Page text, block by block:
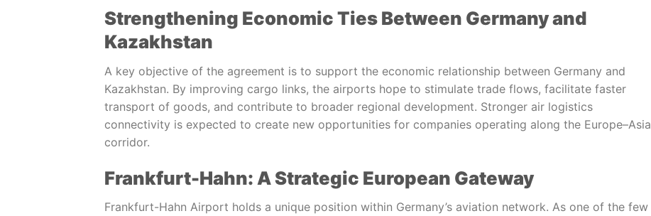
Strengthening Economic Ties Between Germany and
Kazakhstan
A key objective of the agreement is to support the economic relationship between Germany and
Kazakhstan. By improving cargo links, the airports hope to stimulate trade flows, facilitate faster
transport of goods, and contribute to broader regional development. Stronger air logistics
connectivity is expected to create new opportunities for companies operating along the Europe–Asia
corridor.
Frankfurt-Hahn: A Strategic European Gateway
Frankfurt-Hahn Airport holds a unique position within Germany’s aviation network. As one of the few